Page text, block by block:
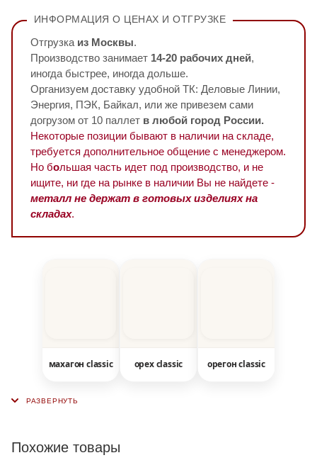
ИНФОРМАЦИЯ О ЦЕНАХ И ОТГРУЗКЕ
Отгрузка из Москвы.
Производство занимает 14-20 рабочих дней,
иногда быстрее, иногда дольше.
Организуем доставку удобной ТК: Деловые Линии,
Энергия, ПЭК, Байкал, или же привезем сами
догрузом от 10 паллет в любой город России.
Некоторые позиции бывают в наличии на складе,
требуется дополнительное общение с менеджером.
Но большая часть идет под производство, и не
ищите, ни где на рынке в наличии Вы не найдете -
металл не держат в готовых изделиях на
складах.
махагон classic орех classic орегон classic
Похожие товары